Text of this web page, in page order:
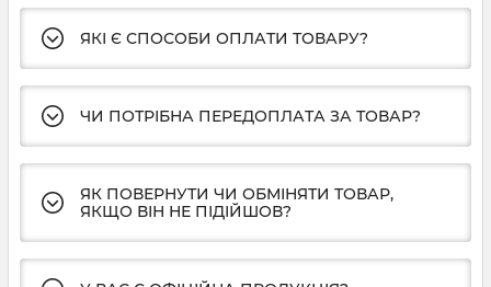
ЯКІ Є СПОСОБИ ОПЛАТИ ТОВАРУ?
ЧИ ПОТРІБНА ПЕРЕДОПЛАТА ЗА ТОВАР?
ЯК ПОВЕРНУТИ ЧИ ОБМІНЯТИ ТОВАР,
ЯКЩО ВІН НЕ ПІДІЙШОВ?